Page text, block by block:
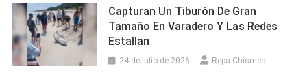
Capturan Un Tiburón De Gran
Tamaño En Varadero Y Las Redes
Estallan
24 de julio de 2026 Repa Chismes